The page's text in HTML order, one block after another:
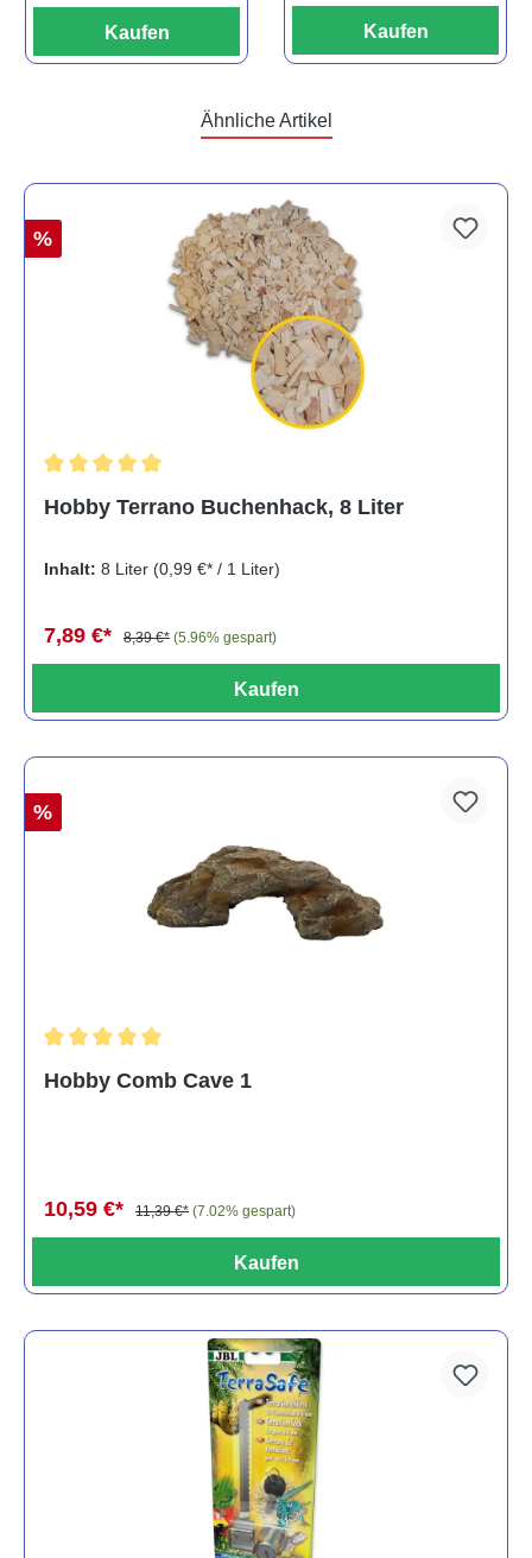
Kaufen Kaufen
Ähnliche Artikel
%
Hobby Terrano Buchenhack, 8 Liter
Inhalt: 8 Liter (0,99 €* / 1 Liter)
7,89 €* 8,39 €* (5.96% gespart)
Kaufen
%
Hobby Comb Cave 1
10,59 €* 11,39 €* (7.02% gespart)
Kaufen